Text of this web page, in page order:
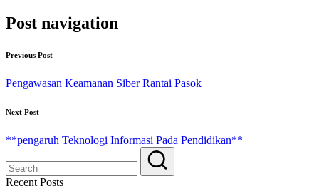
Post navigation
Previous Post
Pengawasan Keamanan Siber Rantai Pasok
Next Post
**pengaruh Teknologi Informasi Pada Pendidikan**
Recent Posts